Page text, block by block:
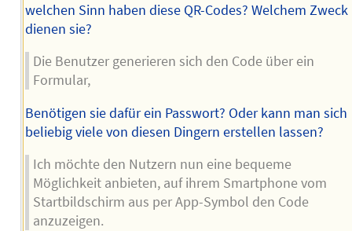
welchen Sinn haben diese QR-Codes? Welchem Zweck
dienen sie?
Die Benutzer generieren sich den Code über ein
Formular,
Benötigen sie dafür ein Passwort? Oder kann man sich
beliebig viele von diesen Dingern erstellen lassen?
Ich möchte den Nutzern nun eine bequeme
Möglichkeit anbieten, auf ihrem Smartphone vom
Startbildschirm aus per App-Symbol den Code
anzuzeigen.